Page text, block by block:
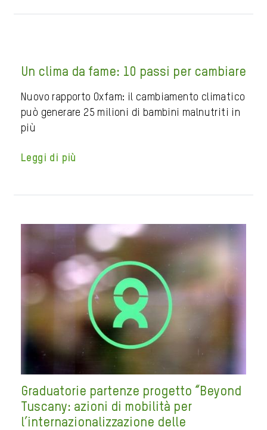
Un clima da fame: 10 passi per cambiare
Nuovo rapporto Oxfam: il cambiamento climatico
può generare 25 milioni di bambini malnutriti in
più
Leggi di più
Graduatorie partenze progetto “Beyond
Tuscany: azioni di mobilità per
l’internazionalizzazione delle